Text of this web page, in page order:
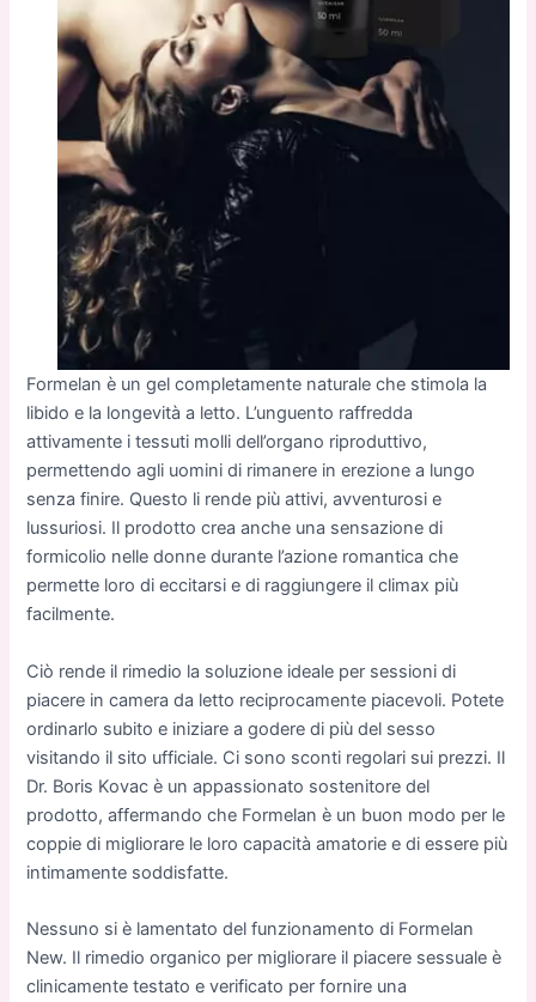
Formelan è un gel completamente naturale che stimola la
libido e la longevità a letto. L’unguento raffredda
attivamente i tessuti molli dell’organo riproduttivo,
permettendo agli uomini di rimanere in erezione a lungo
senza finire. Questo li rende più attivi, avventurosi e
lussuriosi. Il prodotto crea anche una sensazione di
formicolio nelle donne durante l’azione romantica che
permette loro di eccitarsi e di raggiungere il climax più
facilmente.
Ciò rende il rimedio la soluzione ideale per sessioni di
piacere in camera da letto reciprocamente piacevoli. Potete
ordinarlo subito e iniziare a godere di più del sesso
visitando il sito ufficiale. Ci sono sconti regolari sui prezzi. Il
Dr. Boris Kovac è un appassionato sostenitore del
prodotto, affermando che Formelan è un buon modo per le
coppie di migliorare le loro capacità amatorie e di essere più
intimamente soddisfatte.
Nessuno si è lamentato del funzionamento di Formelan
New. Il rimedio organico per migliorare il piacere sessuale è
clinicamente testato e verificato per fornire una